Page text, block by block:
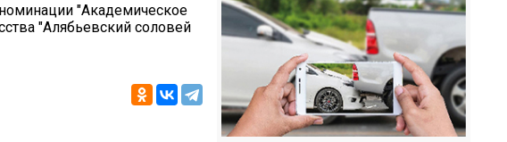
"Академическое
"Алябьевский соловей